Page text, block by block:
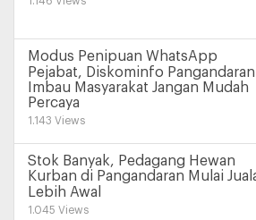
Modus Penipuan WhatsApp
Pejabat, Diskominfo Pangandaran
Imbau Masyarakat Jangan Mudah
Percaya
1.143 Views
Stok Banyak, Pedagang Hewan
Kurban di Pangandaran Mulai
Lebih Awal
1.045 Views